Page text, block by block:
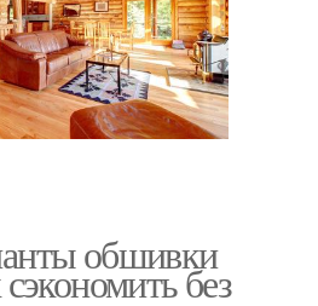
обшивки
без